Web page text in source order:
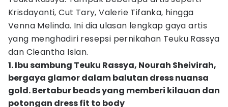
Krisdayanti, Cut Tary, Valerie Tifanka, hingga
Venna Melinda. Ini dia ulasan lengkap gaya artis
yang menghadiri resepsi pernikahan Teuku Rassya
dan Cleantha Islan.
1. Ibu sambung Teuku Rassya, Nourah Sheivirah,
bergaya glamor dalam balutan dress nuansa
gold. Bertabur beads yang memberi kilauan dan
potongan dress fit to body